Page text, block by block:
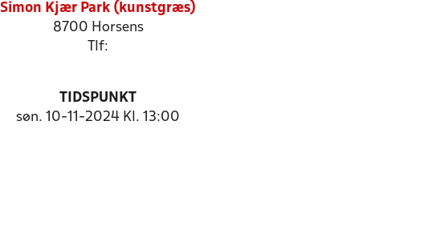
Simon Kjær Park (kunstgræs)
8700 Horsens
Tlf:
TIDSPUNKT
søn. 10-11-2024 Kl. 13:00